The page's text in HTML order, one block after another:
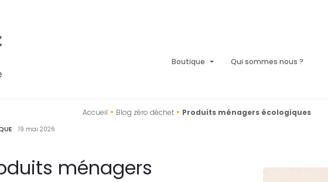
Boutique Qui sommes nous ?
Accueil • Blog zéro déchet • Produits ménagers écologiques
19 mai 2026
ménagers